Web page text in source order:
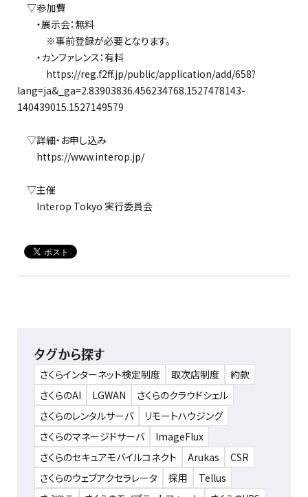
▽参加費
・展示会：無料
※事前登録が必要となります。
・カンファレンス：有料
https://reg.f2ff.jp/public/application/add/658?
lang=ja&_ga=2.83903836.456234768.1527478143-
140439015.1527149579
▽詳細・お申し込み
https://www.interop.jp/
▽主催
Interop Tokyo 実行委員会
タグから探す
さくらインターネット検定制度 取次店制度
約款
さくらのAI
LGWAN
さくらのクラウドシェル
さくらのレンタルサーバ
リモートハウジング
さくらのマネージドサーバ
ImageFlux
さくらのセキュアモバイルコネクト
Arukas
CSR
さくらのウェブアクセラレータ
採用
Tellus